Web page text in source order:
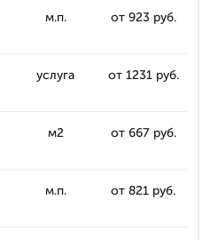
м.п. от 923 руб.
услуга от 1231 руб.
м2 от 667 руб.
м.п. от 821 руб.